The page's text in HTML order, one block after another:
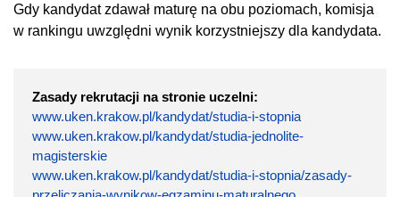
Gdy kandydat zdawał maturę na obu poziomach, komisja
w rankingu uwzględni wynik korzystniejszy dla kandydata.
Zasady rekrutacji na stronie uczelni:
www.uken.krakow.pl/kandydat/studia-i-stopnia
www.uken.krakow.pl/kandydat/studia-jednolite-
magisterskie
www.uken.krakow.pl/kandydat/studia-i-stopnia/zasady-